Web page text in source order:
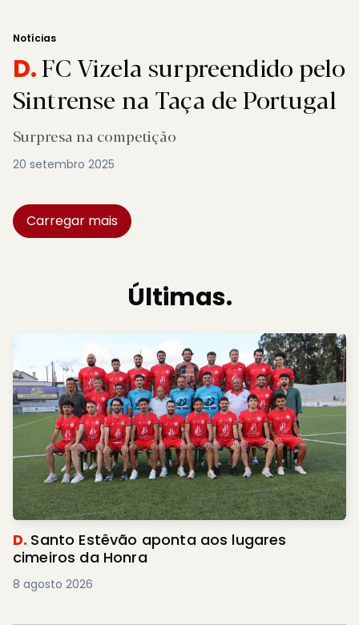
Notícias
D.FC Vizela surpreendido pelo
Sintrense na Taça de Portugal
Surpresa na competição
20 setembro 2025
Carregar mais
Últimas.
D. Santo Estêvão aponta aos lugares
cimeiros da Honra
8 agosto 2026